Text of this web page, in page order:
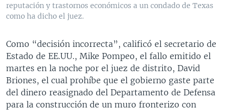
LAS CLAVES
BUENOS DÍAS AMÉRICA
EL MUNDO AL DÍA [RADIO]
FORO [RADIO]
DEPORTIVO INTERNACIONAL
NOTA ECONÓMICA
SÍGANOS
Idiomas
reputación y trastornos económicos a un condado de Texas
como ha dicho el juez.
Como “decisión incorrecta”, calificó el secretario de
Estado de EE.UU., Mike Pompeo, el fallo emitido el
martes en la noche por el juez de distrito, David
Briones, el cual prohíbe que el gobierno gaste parte
del dinero reasignado del Departamento de Defensa
para la construcción de un muro fronterizo con